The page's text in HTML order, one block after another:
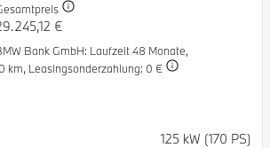
€
Bank GmbH: Laufzeit 48 Monate,
km, Leasingsonderzahlung: 0 €
125 kW (170 PS)